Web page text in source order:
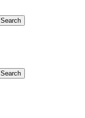
Search
Search